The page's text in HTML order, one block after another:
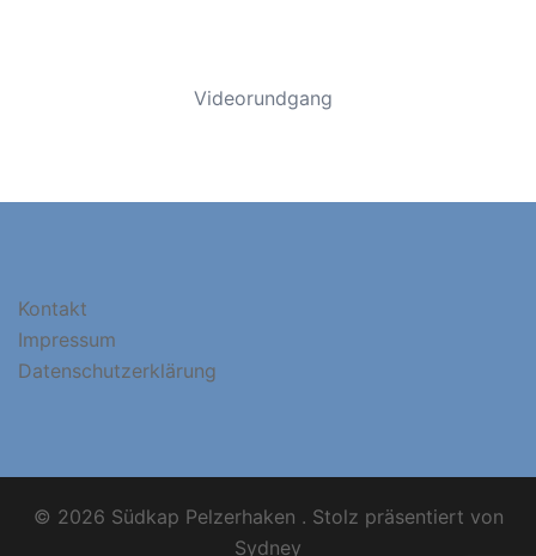
Videorundgang
Kontakt
Impressum
Datenschutzerklärung
© 2026 Südkap Pelzerhaken . Stolz präsentiert von
Sydney